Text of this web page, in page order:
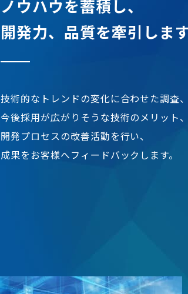
ノウハウを蓄積し、
開発力、 品質を牽引 しま
技術的なトレンドの変化に合わせた調査
今後採用が広がりそうな技術のメリット
開発プロセスの改善活動を行い、
成果をお客様へフィードバックします。